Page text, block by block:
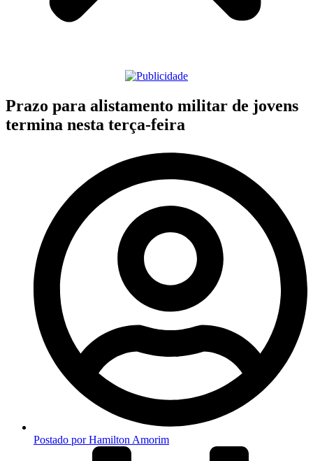
Prazo para alistamento militar de jovens
termina nesta terça-feira
Postado porHamilton Amorim